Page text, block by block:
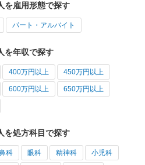
を雇用形態で探す
パート・アルバイト
を年収で探す
400万円以上 450万円以上
600万円以上 650万円以上
を処方科目で探す
科 眼科 精神科 小児科